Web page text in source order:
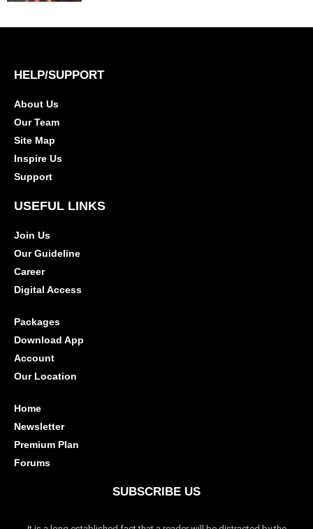
HELP/SUPPORT
About Us
Our Team
Site Map
Inspire Us
Support
USEFUL LINKS
Join Us
Our Guideline
Career
Digital Access
Packages
Download App
Account
Our Location
Home
Newsletter
Premium Plan
Forums
SUBSCRIBE US